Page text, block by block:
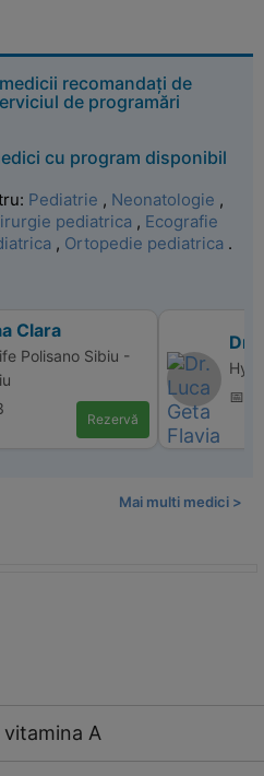
recomandați de
de programări
cu program disponibil
Pediatrie , Neonatologie ,
pediatrica , Ecografie
, Ortopedie pediatrica .
Clara
Polisano Sibiu -
Rezervă
Dr.
📅
Mai multi medici >
vitamina A